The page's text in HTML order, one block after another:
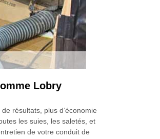
Lobry
résultats, plus d’économie
les suies, les saletés, et
de votre conduit de